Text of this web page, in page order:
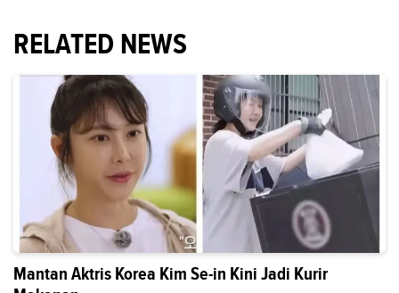
RELATED NEWS
Mantan Aktris Korea Kim Se-in Kini Jadi Kurir